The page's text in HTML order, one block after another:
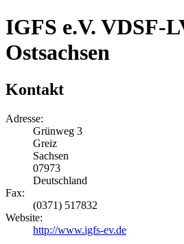
IGFS e.V. VDSF-
Ostsachsen
Kontakt
Adresse:
Grünweg 3
Greiz
Sachsen
07973
Deutschland
Fax:
(0371) 517832
Website:
http://www.igfs-ev.de